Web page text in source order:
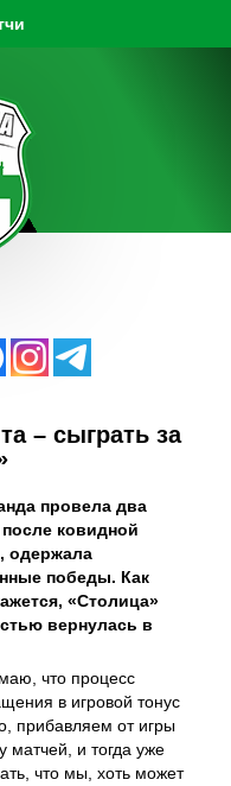
– сыграть за
провела два
после ковидной
одержала
победы. Как
«Столица»
вернулась в
что процесс
в игровой тонус
прибавляем от игры
матчей, и тогда уже
что мы, хоть может